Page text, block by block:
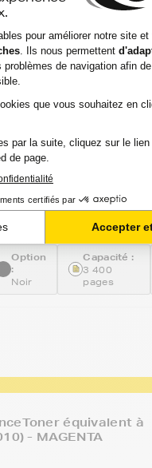
équivalent à
- NOIR -
Option
:
Noir
Capacité :
3 400
pages
équivalent à
- MAGENTA